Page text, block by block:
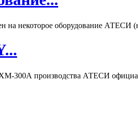
некоторое оборудование АТЕСИ
300А производства АТЕСИ